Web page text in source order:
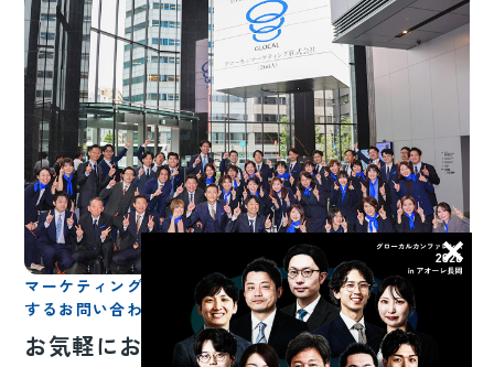
マーケティング・人財採用育成・デジタル業務効率化に関
するお問い合わせはこちら
お気軽にお問い合わせください。